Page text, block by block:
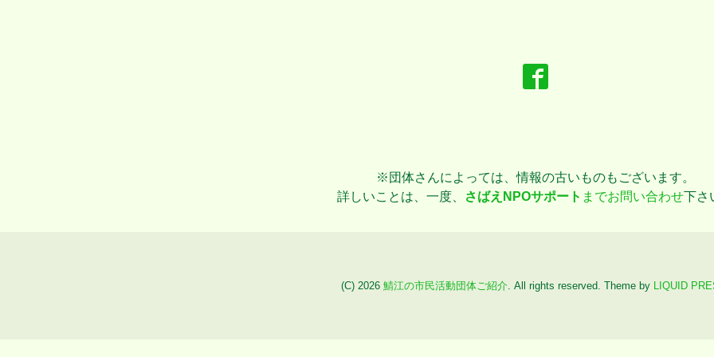
※団体さんによっては、情報の古いものもございます。
詳しいことは、一度、
さばえNPOサポート までお問い合わせ下さ
(C) 2026 鯖江の市民活動団体ご紹介. All rights reserved. Theme by LIQUID